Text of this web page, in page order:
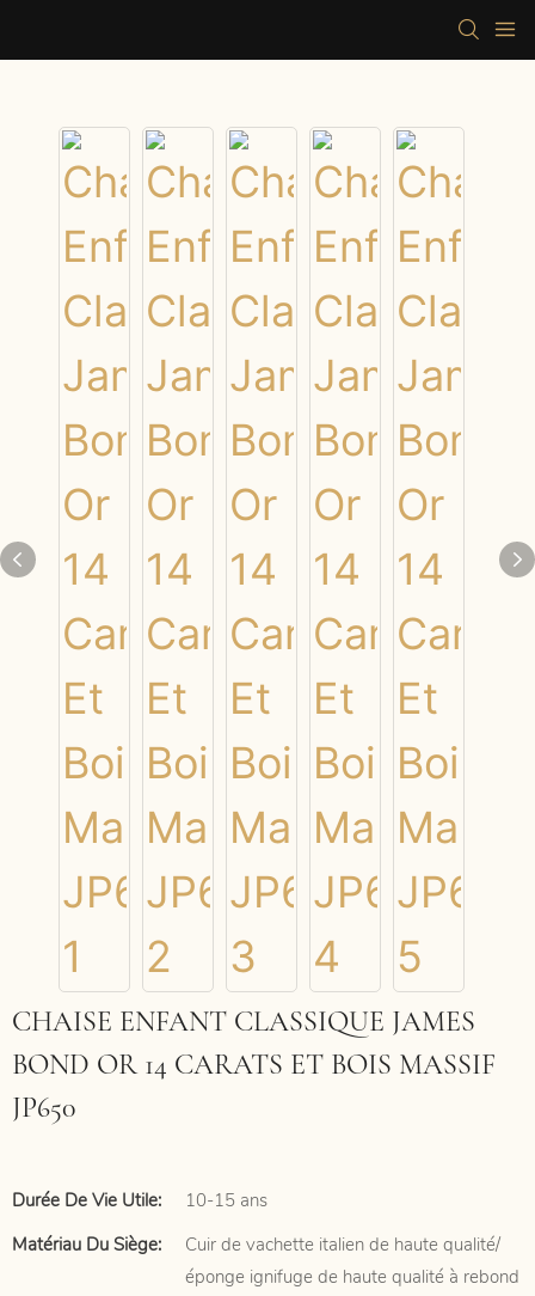
CHAISE ENFANT CLASSIQUE JAMES
BOND OR 14 CARATS ET BOIS MASSIF
JP650
Durée De Vie Utile:
10-15 ans
Matériau Du Siège:
Cuir de vachette italien de haute qualité/
éponge ignifuge de haute qualité à rebond